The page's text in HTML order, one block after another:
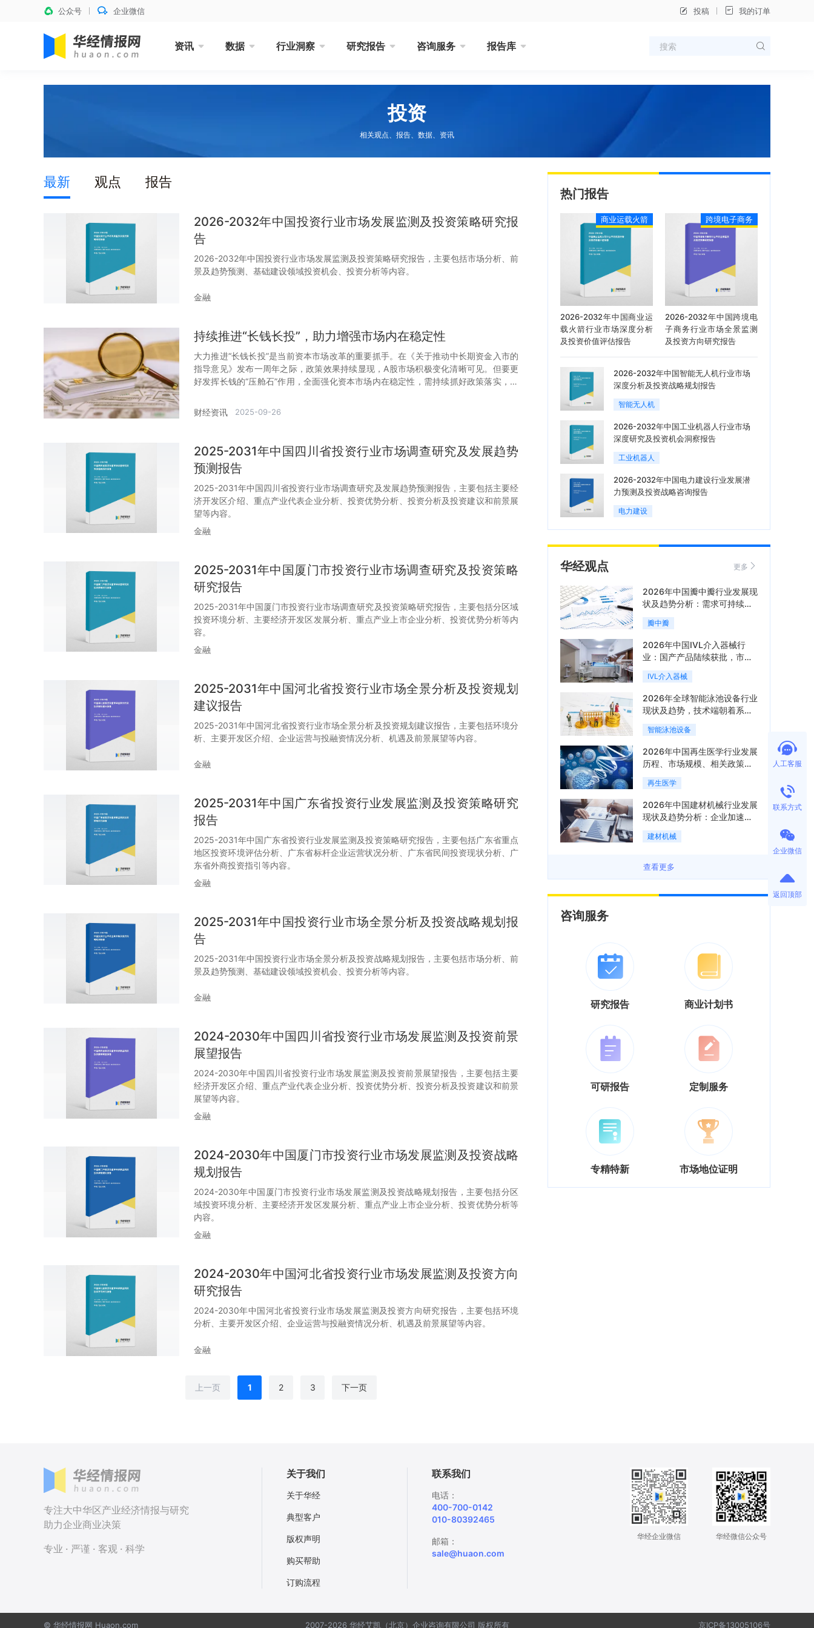
公众号 企业微信 投稿 我的订单
资讯 数据 行业洞察 研究报告 咨询服务 报告库
投资
相关观点、报告、数据、资讯
最新 观点 报告
2026-2032年中国投资行业市场发展监测及投资策略研究报
告
2026-2032年中国投资行业市场发展监测及投资策略研究报告，主要包括市场分析、前
景及趋势预测、基础建设领域投资机会、投资分析等内容。
金融
持续推进“长钱长投”，助力增强市场内在稳定性
大力推进“长钱长投”是当前资本市场改革的重要抓手。在《关于推动中长期资金入市的
指导意见》发布一周年之际，政策效果持续显现，A股市场积极变化清晰可见。但要更
好发挥长钱的“压舱石”作用，全面强化资本市场内在稳定性，需持续抓好政策落实，不
财经资讯
2025-09-26
2025-2031年中国四川省投资行业市场调查研究及发展趋势
预测报告
2025-2031年中国四川省投资行业市场调查研究及发展趋势预测报告，主要包括主要经
济开发区介绍、重点产业代表企业分析、投资优势分析、投资分析及投资建议和前景展
望等内容。
金融
2025-2031年中国厦门市投资行业市场调查研究及投资策略
研究报告
2025-2031年中国厦门市投资行业市场调查研究及投资策略研究报告，主要包括分区域
投资环境分析、主要经济开发区发展分析、重点产业上市企业分析、投资优势分析等内
容。
金融
2025-2031年中国河北省投资行业市场全景分析及投资规划
建议报告
2025-2031年中国河北省投资行业市场全景分析及投资规划建议报告，主要包括环境分
析、主要开发区介绍、企业运营与投融资情况分析、机遇及前景展望等内容。
金融
2025-2031年中国广东省投资行业发展监测及投资策略研究
报告
2025-2031年中国广东省投资行业发展监测及投资策略研究报告，主要包括广东省重点
地区投资环境评估分析、广东省标杆企业运营状况分析、广东省民间投资现状分析、广
东省外商投资指引等内容。
金融
2025-2031年中国投资行业市场全景分析及投资战略规划报
告
2025-2031年中国投资行业市场全景分析及投资战略规划报告，主要包括市场分析、前
景及趋势预测、基础建设领域投资机会、投资分析等内容。
金融
2024-2030年中国四川省投资行业市场发展监测及投资前景
展望报告
2024-2030年中国四川省投资行业市场发展监测及投资前景展望报告，主要包括主要
经济开发区介绍、重点产业代表企业分析、投资优势分析、投资分析及投资建议和前景
展望等内容。
金融
2024-2030年中国厦门市投资行业市场发展监测及投资战略
规划报告
2024-2030年中国厦门市投资行业市场发展监测及投资战略规划报告，主要包括分区
域投资环境分析、主要经济开发区发展分析、重点产业上市企业分析、投资优势分析等
内容。
金融
2024-2030年中国河北省投资行业市场发展监测及投资方向
研究报告
2024-2030年中国河北省投资行业市场发展监测及投资方向研究报告，主要包括环境
分析、主要开发区介绍、企业运营与投融资情况分析、机遇及前景展望等内容。
金融
上一页 1 2 3 下一页
热门报告
商业运载火箭
2026-2032年中国商业运
载火箭行业市场深度分析
及投资价值评估报告
跨境电子商务
2026-2032年中国跨境电
子商务行业市场全景监测
及投资方向研究报告
2026-2032年中国智能无人机行业市场
深度分析及投资战略规划报告
智能无人机
2026-2032年中国工业机器人行业市场
深度研究及投资机会洞察报告
工业机器人
2026-2032年中国电力建设行业发展潜
力预测及投资战略咨询报告
电力建设
华经观点 更多
2026年中国瓣中瓣行业发展现
状及趋势分析：需求可持续释
放，市场发展前景良好「图」
瓣中瓣
2026年中国IVL介入器械行
业：国产产品陆续获批，市场
将进入持续高增长阶段「图」
IVL介入器械
2026年全球智能泳池设备行业
现状及趋势，技术端朝着系统
集成、绿色节能方向迭代
「图」
智能泳池设备
2026年中国再生医学行业发展
历程、市场规模、相关政策、
产业链、竞争格局及发展潜力
分析「图」
再生医学
2026年中国建材机械行业发展
现状及趋势分析：企业加速向
“装备+系统+服务”综合服务商
转型「图」
建材机械
查看更多
咨询服务
研究报告 商业计划书
可研报告 定制服务
专精特新 市场地位证明
人工客服
联系方式
企业微信
返回顶部
专注大中华区产业经济情报与研究
助力企业商业决策
专业 · 严谨 · 客观 · 科学
关于我们
关于华经
典型客户
版权声明
购买帮助
订购流程
联系我们
电话：
400-700-0142
010-80392465
邮箱：
sale@huaon.com
华经企业微信 华经微信公众号
© 华经情报网 Huaon.com 2007-2026 华经艾凯（北京）企业咨询有限公司 版权所有 京ICP备13005106号